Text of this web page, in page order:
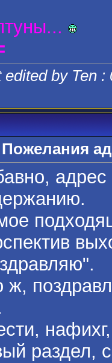
edited by Ten
Пожелания
адрес
ж,
раздел,